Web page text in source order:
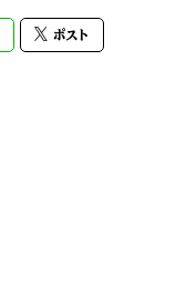
ポスト